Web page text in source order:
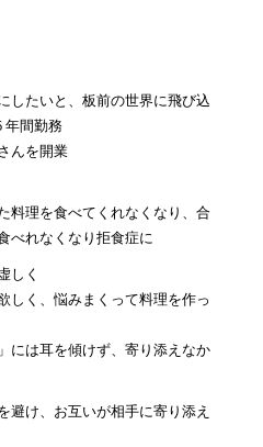
したいと、板前の世界に飛び込
年間勤務
んを開業
料理を食べてくれなくなり、合
べれなくなり拒食症に
しく
しく、悩みまくって料理を作っ
には耳を傾けず、寄り添えなか
避け、お互いが相手に寄り添え